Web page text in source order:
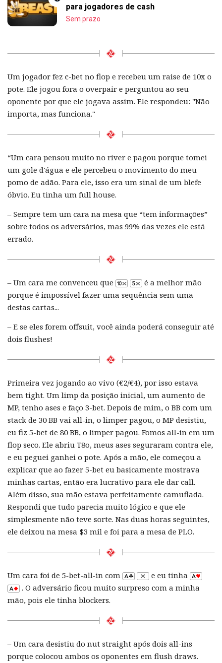
para jogadores de cash
Sem prazo
Um jogador fez c-bet no flop e recebeu um raise de 10x o
pote. Ele jogou fora o overpair e perguntou ao seu
oponente por que ele jogava assim. Ele respondeu: "Não
importa, mas funciona."
“Um cara pensou muito no river e pagou porque tomei
um gole d'água e ele percebeu o movimento do meu
pomo de adão. Para ele, isso era um sinal de um blefe
óbvio. Eu tinha um full house.
– Sempre tem um cara na mesa que “tem informações”
sobre todos os adversários, mas 99% das vezes ele está
errado.
– Um cara me convenceu que
é a melhor mão
porque é impossível fazer uma sequência sem uma
destas cartas...
– E se eles forem offsuit, você ainda poderá conseguir até
dois flushes!
Primeira vez jogando ao vivo (€2/€4), por isso estava
bem tight. Um limp da posição inicial, um aumento de
MP, tenho ases e faço 3-bet. Depois de mim, o BB com um
stack de 30 BB vai all-in, o limper pagou, o MP desistiu,
eu fiz 5-bet de 80 BB, o limper pagou. Fomos all-in em um
flop seco. Ele abriu T8o, meus ases seguraram contra ele,
e eu peguei ganhei o pote. Após a mão, ele começou a
explicar que ao fazer 5-bet eu basicamente mostrava
minhas cartas, então era lucrativo para ele dar call.
Além disso, sua mão estava perfeitamente camuflada.
Respondi que tudo parecia muito lógico e que ele
simplesmente não teve sorte. Nas duas horas seguintes,
ele deixou na mesa $3 mil e foi para a mesa de PLO.
Um cara foi de 5-bet-all-in com
e eu tinha
. O adversário ficou muito surpreso com a minha
mão, pois ele tinha blockers.
– Um cara desistiu do nut straight após dois all-ins
porque colocou ambos os oponentes em flush draws.